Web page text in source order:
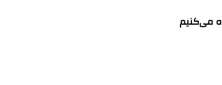
می‌کنیم